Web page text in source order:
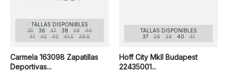
TALLAS DISPONIBLES
35
36 37 38 39
40
41
42 43 41.5 39.5
Carmela 163098 Zapatillas
Deportivas...
TALLAS DISPONIBLES
37
38 39 40 41
Hoff City MkII Budapest
22435001...